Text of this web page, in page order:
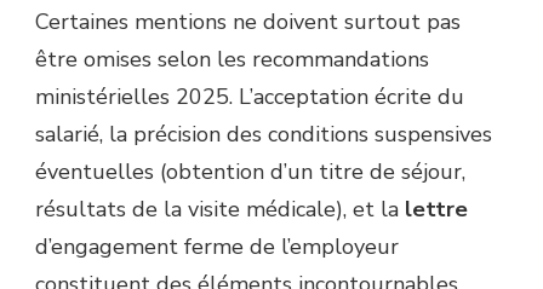
Certaines mentions ne doivent surtout pas
être omises selon les recommandations
ministérielles 2025. L’acceptation écrite du
salarié, la précision des conditions suspensives
éventuelles (obtention d’un titre de séjour,
résultats de la visite médicale), et la lettre
d’engagement ferme de l’employeur